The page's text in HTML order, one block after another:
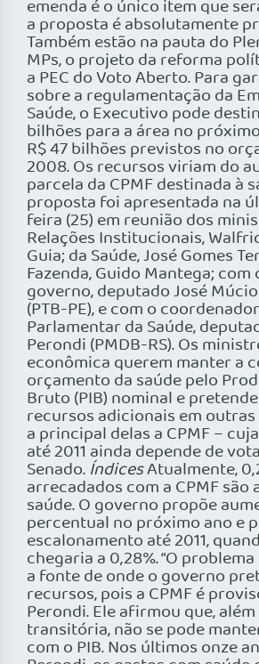
emenda é o único item que
a proposta é absolutamente
Também estão na pauta do
MPs, o projeto da reforma
a PEC do Voto Aberto. Para
sobre a regulamentação da
Saúde, o Executivo pode
bilhões para a área no
R$ 47 bilhões previstos no
2008. Os recursos viriam do
parcela da CPMF destinada à
proposta foi apresentada na
feira (25) em reunião dos
Relações Institucionais,
Guia; da Saúde, José Gomes
Fazenda, Guido Mantega;
governo, deputado José
(PTB-PE), e com o
Parlamentar da Saúde,
Perondi (PMDB-RS). Os
econômica querem manter a
orçamento da saúde pelo
Bruto (PIB) nominal e
recursos adicionais em
a principal delas a CPMF –
até 2011 ainda depende de
Senado. ÍndicesAtualmente,
arrecadados com a CPMF são
saúde. O governo propõe
percentual no próximo ano e
escalonamento até 2011,
chegaria a 0,28%. “O
a fonte de onde o governo
recursos, pois a CPMF é
Perondi. Ele afirmou que, além
transitória, não se pode
com o PIB. Nos últimos onze